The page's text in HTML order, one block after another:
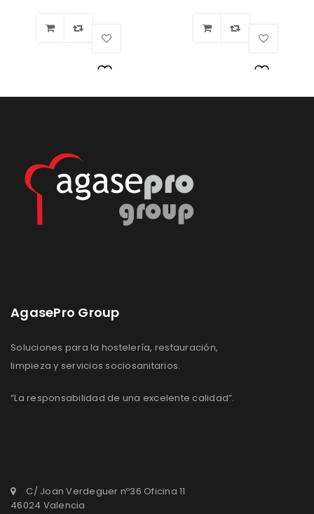
Lista
Lista
AgasePro Group
Soluciones para la hostelería, restauración,
limpieza y servicios sociosanitarios.
“La responsabilidad de una excelente calidad”.
C/ Joan Verdeguer nº36 Oficina 11
46024 Valencia